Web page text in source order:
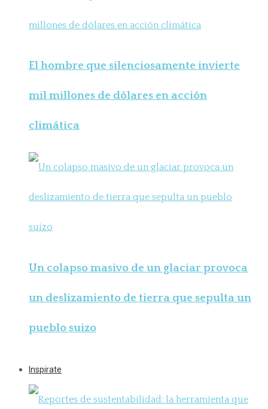
El hombre que silenciosamente invierte
mil millones de dólares en acción
climática
Un colapso masivo de un glaciar provoca
un deslizamiento de tierra que sepulta un
pueblo suizo
Inspirate